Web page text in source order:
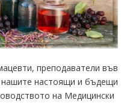
преподаватели във
настоящи и бъдещи
на Медицински